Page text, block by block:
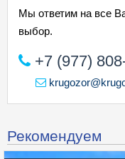
Мы ответим на все
выбор.
+7 (977)
Рекомендуем